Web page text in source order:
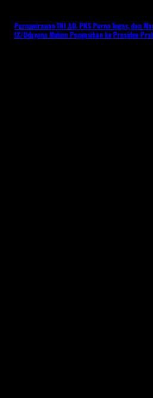
Purnawirawan TNI AD, PNS Purna Tugas, dan
IX/Udayana Mohon Pengasihan ke Presiden